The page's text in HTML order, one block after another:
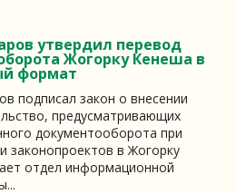
утвердил перевод
Жогорку Кенеша в
формат
подписал закон о внесении
предусматривающих
документооборота при
законопроектов в Жогорку
отдел информационной